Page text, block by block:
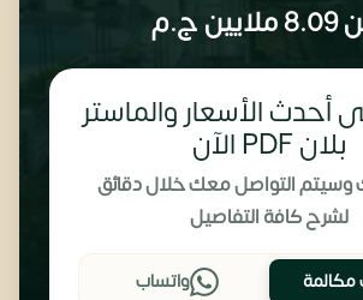
8.09 ملايين ج.م
أحدث الأسعار والماستر
بلان PDF الآن
وسيتم التواصل معك خلال دقائق
لشرح كافة التفاصيل
واتساب